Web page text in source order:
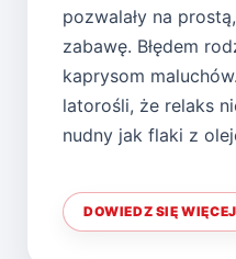
pozwalały na
zabawę. Błędem
kaprysom
latorośli, że relaks
nudny jak flaki z
DOWIEDZ SIĘ WIĘCEJ